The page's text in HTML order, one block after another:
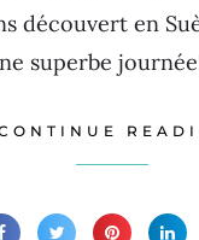
découvert en
superbe